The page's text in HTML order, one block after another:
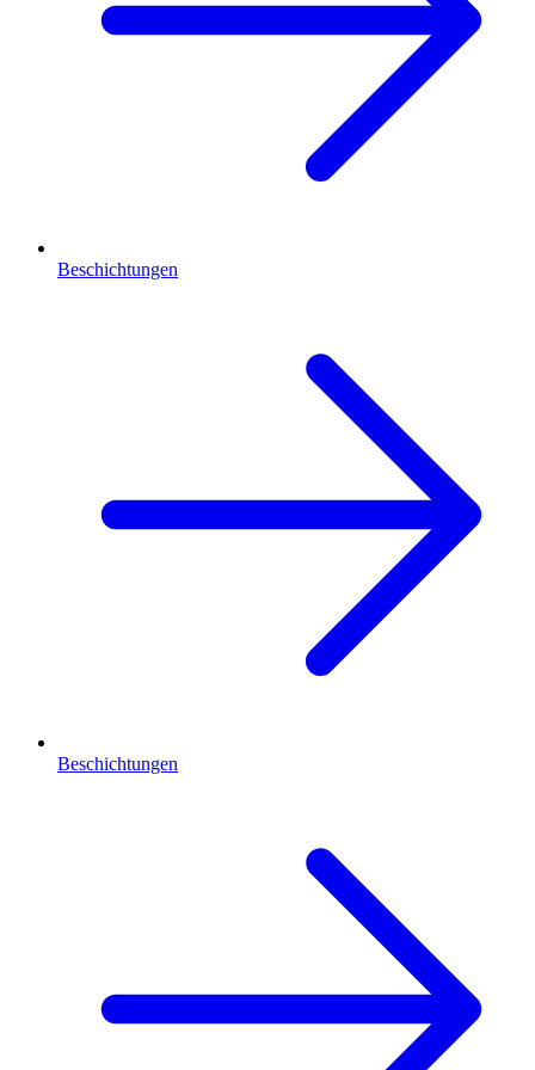
Beschichtungen
Beschichtungen